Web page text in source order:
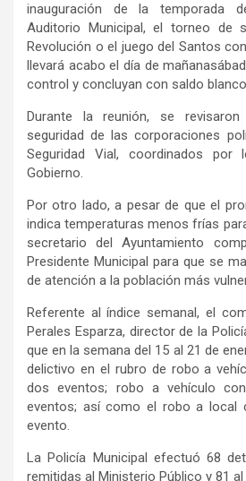
inauguración de la temporada
Auditorio Municipal,el torneo de
Revolución o el juego del Santos
llevará acabo el día de mañana
control y concluyan con saldo
Durante la reunión, se
seguridad de las corporaciones
Seguridad Vial, coordinados
Gobierno.
Por otro lado, a pesar de que el
indica temperaturas menos frías
secretario del Ayuntamiento
Presidente Municipal para que se
de atención a la población más
Referente al índice semanal, el
Perales Esparza, director de la
que en la semana del 15 al 21 de
delictivo en el rubro de robo a
dos eventos; robo a vehículo
eventos; así como el robo a local
evento.
La Policía Municipal efectuó68
remitidas al Ministerio Público y 81